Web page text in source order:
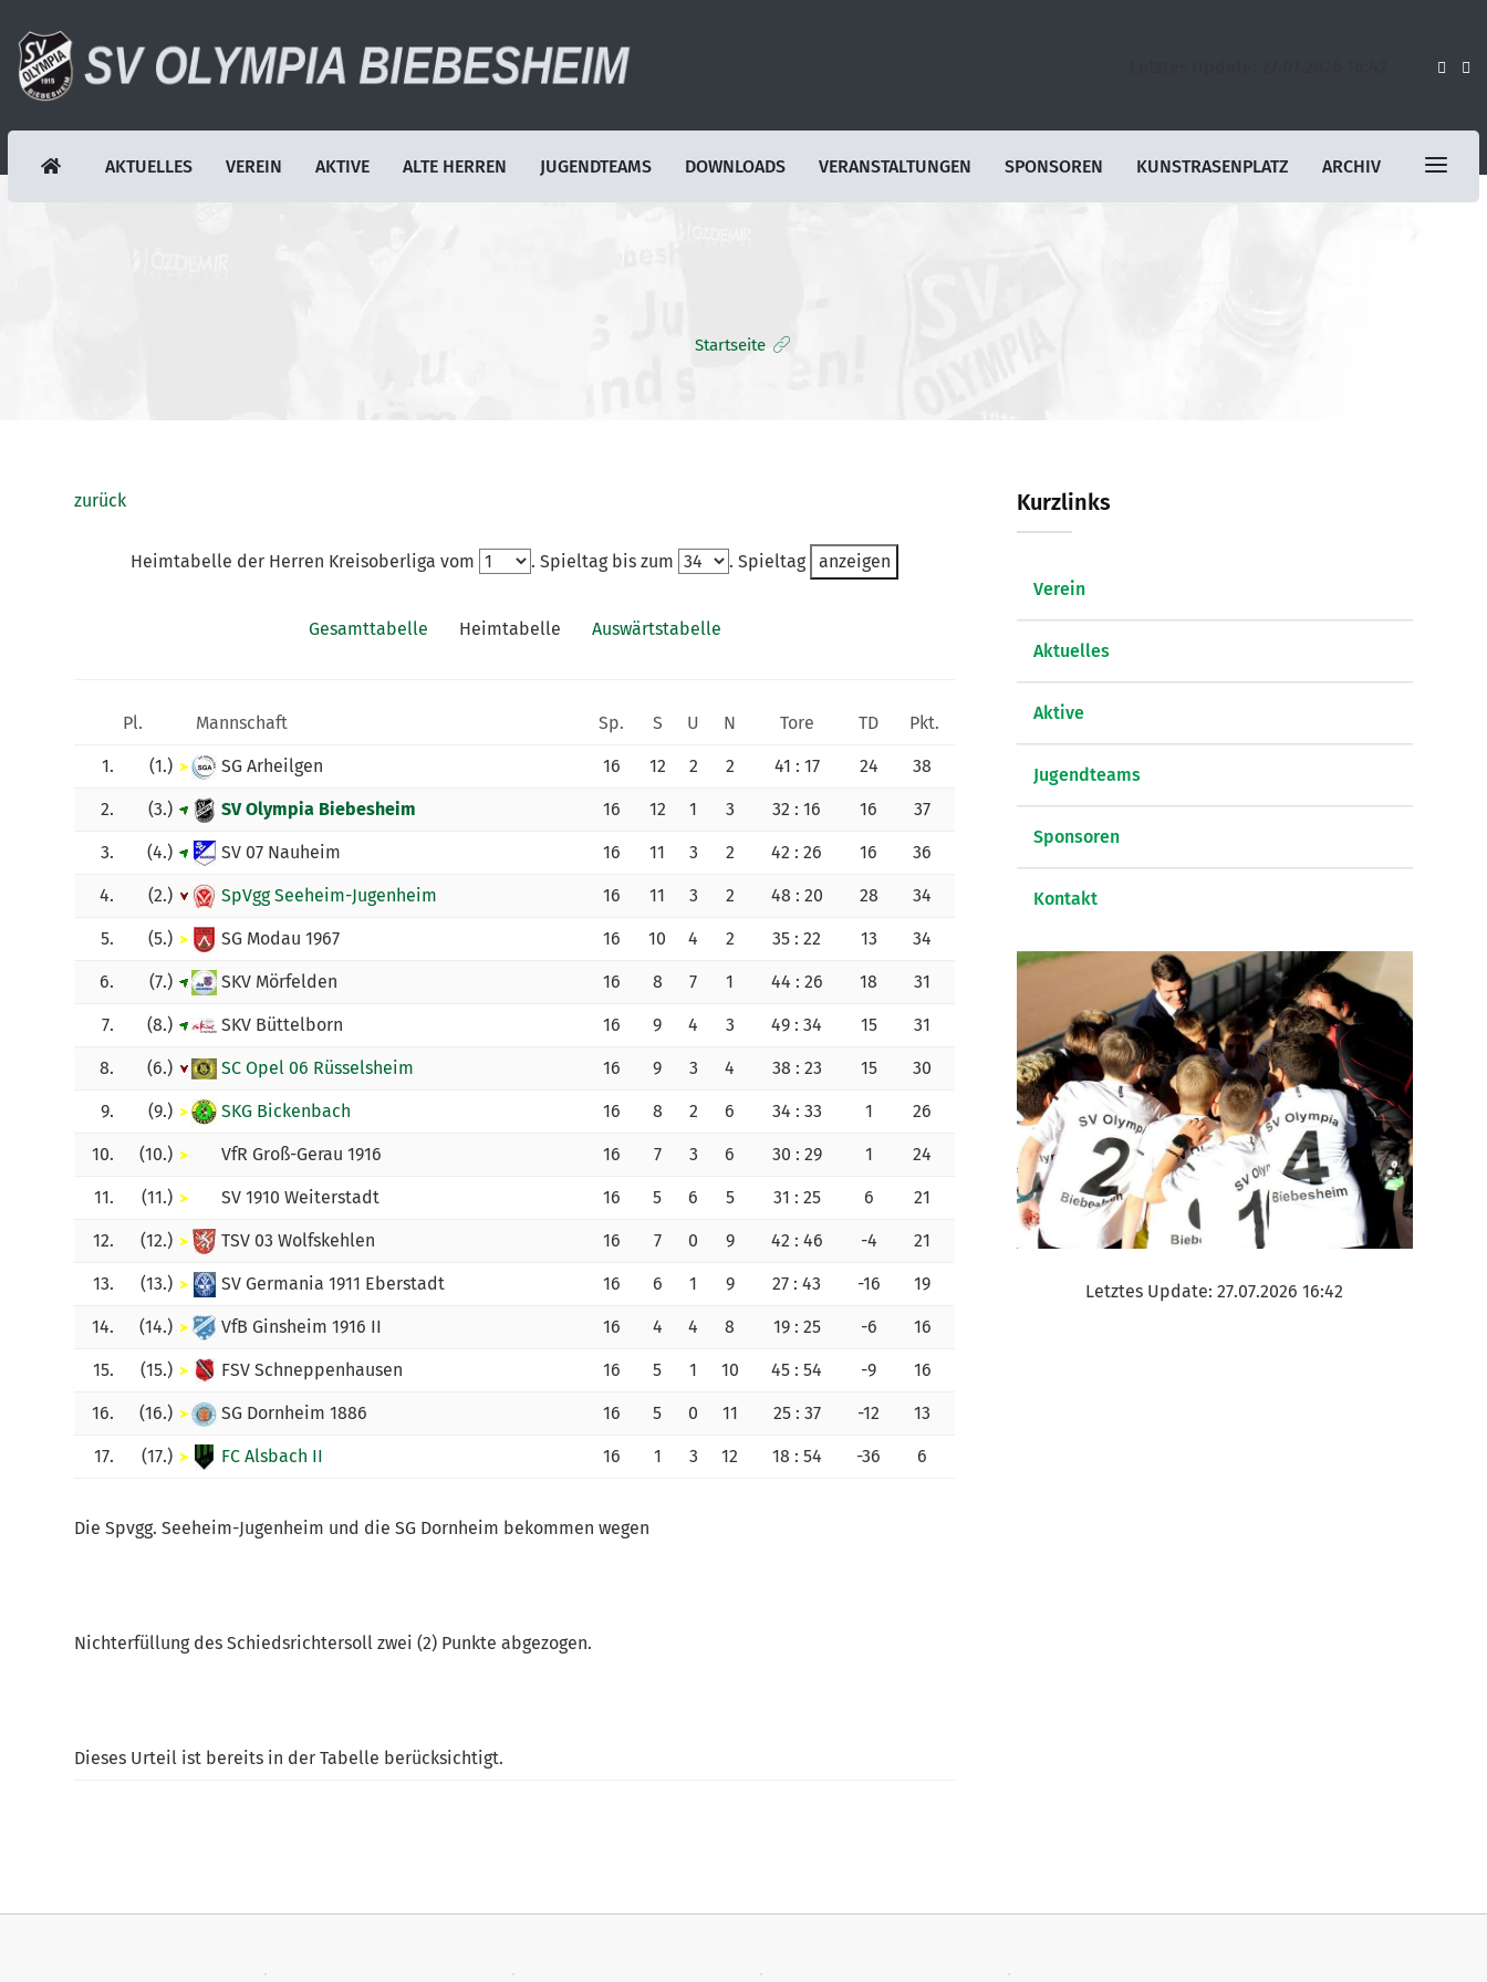
AKTUELLES VEREIN AKTIVE ALTE HERREN JUGENDTEAMS DOWNLOADS VERANSTALTUNGEN SPONSOREN KUNSTRASENPLATZ ARCHIV
Startseite
zurück
Heimtabelle der Herren Kreisoberliga vom . Spieltag bis zum . Spieltag
Gesamttabelle Heimtabelle Auswärtstabelle
Pl. Mannschaft Sp. S U N Tore TD Pkt.
1. (1.) SG Arheilgen 16 12 2 2 41 : 17 24 38
2. (3.) SV Olympia Biebesheim 16 12 1 3 32 : 16 16 37
3. (4.) SV 07 Nauheim 16 11 3 2 42 : 26 16 36
4. (2.) SpVgg Seeheim-Jugenheim 16 11 3 2 48 : 20 28 34
5. (5.) SG Modau 1967 16 10 4 2 35 : 22 13 34
6. (7.) SKV Mörfelden 16 8 7 1 44 : 26 18 31
7. (8.) SKV Büttelborn 16 9 4 3 49 : 34 15 31
8. (6.) SC Opel 06 Rüsselsheim 16 9 3 4 38 : 23 15 30
9. (9.) SKG Bickenbach 16 8 2 6 34 : 33 1 26
10. (10.) VfR Groß-Gerau 1916 16 7 3 6 30 : 29 1 24
11. (11.) SV 1910 Weiterstadt 16 5 6 5 31 : 25 6 21
12. (12.) TSV 03 Wolfskehlen 16 7 0 9 42 : 46 -4 21
13. (13.) SV Germania 1911 Eberstadt 16 6 1 9 27 : 43 -16 19
14. (14.) VfB Ginsheim 1916 II 16 4 4 8 19 : 25 -6 16
15. (15.) FSV Schneppenhausen 16 5 1 10 45 : 54 -9 16
16. (16.) SG Dornheim 1886 16 5 0 11 25 : 37 -12 13
17. (17.) FC Alsbach II 16 1 3 12 18 : 54 -36 6
Die Spvgg. Seeheim-Jugenheim und die SG Dornheim bekommen wegen
Nichterfüllung des Schiedsrichtersoll zwei (2) Punkte abgezogen.
Dieses Urteil ist bereits in der Tabelle berücksichtigt.
Kurzlinks
Verein
Aktuelles
Aktive
Jugendteams
Sponsoren
Kontakt
Letztes Update: 27.07.2026 16:42